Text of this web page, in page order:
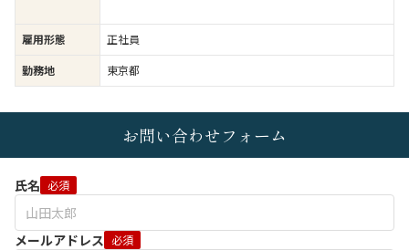
雇用形態
正社員
勤務地
東京都
お問い合わせフォーム
氏名 必須
メールアドレス 必須